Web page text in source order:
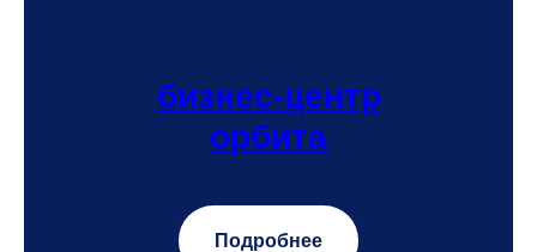
бизнес-центр
орбита
Подробнее